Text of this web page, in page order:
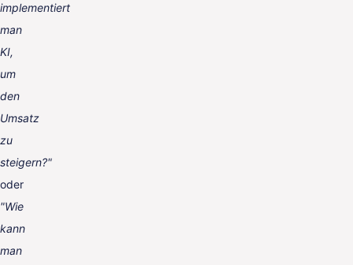
implementiert
man
KI,
um
den
Umsatz
zu
steigern?"
oder
"Wie
kann
man